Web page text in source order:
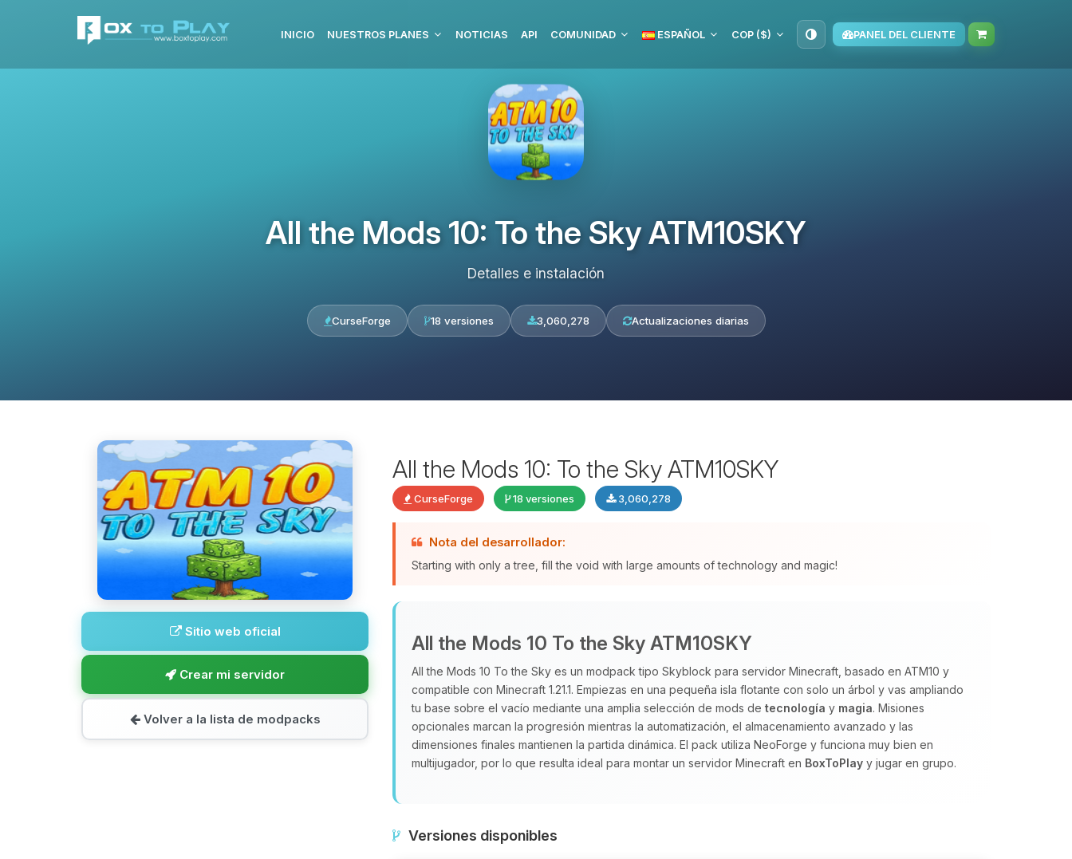
INICIO NUESTROS PLANES NOTICIAS API COMUNIDAD ESPAÑOL COP ($) PANEL DEL CLIENTE
All the Mods 10: To the Sky ATM10SKY
Detalles e instalación
CurseForge 18 versiones 3,060,278 Actualizaciones diarias
Sitio web oficial
Crear mi servidor
Volver a la lista de modpacks
All the Mods 10: To the Sky ATM10SKY
CurseForge 18 versiones 3,060,278
Nota del desarrollador:
Starting with only a tree, fill the void with large amounts of technology and magic!
All the Mods 10 To the Sky ATM10SKY
All the Mods 10 To the Sky es un modpack tipo Skyblock para servidor Minecraft, basado en ATM10 y
compatible con Minecraft 1.21.1. Empiezas en una pequeña isla flotante con solo un árbol y vas ampliando
tu base sobre el vacío mediante una amplia selección de mods de tecnología y magia. Misiones
opcionales marcan la progresión mientras la automatización, el almacenamiento avanzado y las
dimensiones finales mantienen la partida dinámica. El pack utiliza NeoForge y funciona muy bien en
multijugador, por lo que resulta ideal para montar un servidor Minecraft en BoxToPlay y jugar en grupo.
Versiones disponibles